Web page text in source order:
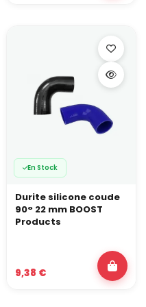
En Stock
Durite silicone coude
90° 22 mm BOOST
Products
9,38 €